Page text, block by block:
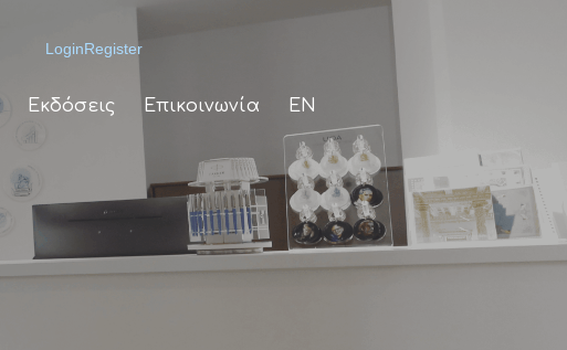
LoginRegister
Εκδόσεις Επικοινωνία EN